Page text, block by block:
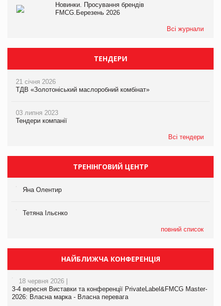
Новинки. Просування брендів
FMCG.Березень 2026
Всі журнали
ТЕНДЕРИ
21 січня 2026
ТДВ «Золотоніський маслоробний комбінат»
03 липня 2023
Тендери компанії
Всі тендери
ТРЕНІНГОВИЙ ЦЕНТР
Яна Олентир
Тетяна Ільєнко
повний список
НАЙБЛИЖЧА КОНФЕРЕНЦІЯ
18 червня 2026 |
3-4 вересня Виставки та конференції PrivateLabel&FMCG Master-
2026: Власна марка - Власна перевага